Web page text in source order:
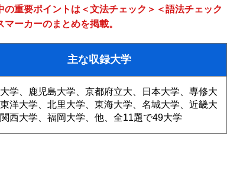
の重要ポイントは＜文法チェック＞＜語法チェック
ーカーのまとめを掲載。
主な収録大学
学、鹿児島大学、京都府立大、日本大学、専修大
洋大学、北里大学、東海大学、名城大学、近畿大
西大学、福岡大学、他、全11題で49大学